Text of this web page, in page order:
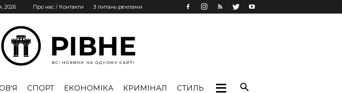
2026 Про нас / Контакти З питань реклами
СПОРТ ЕКОНОМІКА КРИМІНАЛ СТИЛЬ